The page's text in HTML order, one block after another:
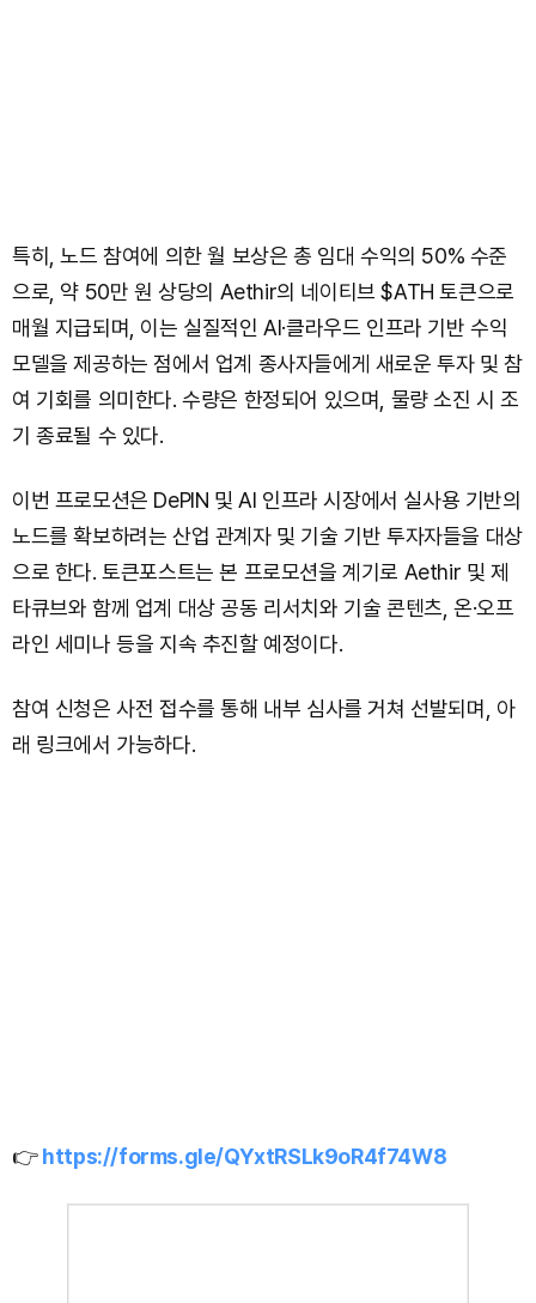
특히, 노드 참여에 의한 월 보상은 총 임대 수익의 50% 수준
으로, 약 50만 원 상당의 Aethir의 네이티브 $ATH 토큰으로
매월 지급되며, 이는 실질적인 AI·클라우드 인프라 기반 수익
모델을 제공하는 점에서 업계 종사자들에게 새로운 투자 및 참
여 기회를 의미한다. 수량은 한정되어 있으며, 물량 소진 시 조
기 종료될 수 있다.
이번 프로모션은 DePIN 및 AI 인프라 시장에서 실사용 기반의
노드를 확보하려는 산업 관계자 및 기술 기반 투자자들을 대상
으로 한다. 토큰포스트는 본 프로모션을 계기로 Aethir 및 제
타큐브와 함께 업계 대상 공동 리서치와 기술 콘텐츠, 온·오프
라인 세미나 등을 지속 추진할 예정이다.
참여 신청은 사전 접수를 통해 내부 심사를 거쳐 선발되며, 아
래 링크에서 가능하다.
👉https://forms.gle/QYxtRSLk9oR4f74W8